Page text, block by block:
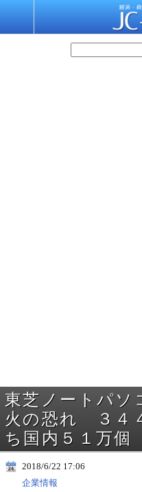
東芝ノートパソ
火の恐れ ３４
ち国内５１万
2018/6/22 17:06
企業情報